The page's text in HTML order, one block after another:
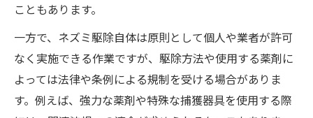
こともあります。
一方で、ネズミ駆除自体は原則として個人や業者が許可
なく実施できる作業ですが、駆除方法や使用する薬剤に
よっては法律や条例による規制を受ける場合がありま
す。例えば、強力な薬剤や特殊な捕獲器具を使用する際